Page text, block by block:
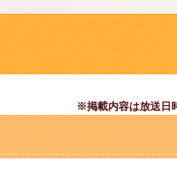
※掲載内容は放送日